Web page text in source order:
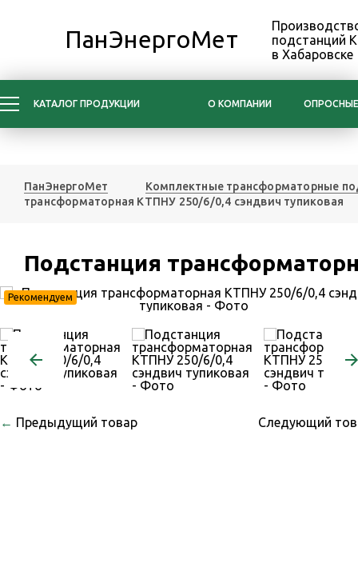
ПанЭнергоМет
подстанций
в Хабаровске
КАТАЛОГ ПРОДУКЦИИ О КОМПАНИИ
ПанЭнергоМет
Комплектные трансформаторные
трансформаторная КТПНУ 250/6/0,4 сэндвич тупиковая
Подстанция
Рекомендуем
← Предыдущий товар Следующий